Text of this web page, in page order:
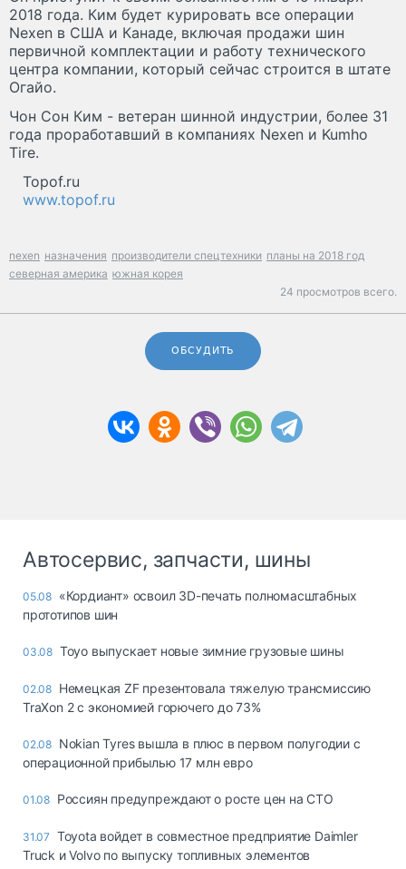
2018 года. Ким будет курировать все операции
Nexen в США и Канаде, включая продажи шин
первичной комплектации и работу технического
центра компании, который сейчас строится в штате
Огайо.
Чон Сон Ким - ветеран шинной индустрии, более 31
года проработавший в компаниях Nexen и Kumho
Tire.
Topof.ru
www.topof.ru
nexen назначения производители спецтехники планы на 2018 год
северная америка южная корея
24 просмотров всего.
ОБСУДИТЬ
Автосервис, запчасти, шины
05.08 «Кордиант» освоил 3D-печать полномасштабных
прототипов шин
03.08 Toyo выпускает новые зимние грузовые шины
02.08 Немецкая ZF презентовала тяжелую трансмиссию
TraXon 2 с экономией горючего до 73%
02.08 Nokian Tyres вышла в плюс в первом полугодии с
операционной прибылью 17 млн евро
01.08 Россиян предупреждают о росте цен на СТО
31.07 Toyota войдет в совместное предприятие Daimler
Truck и Volvo по выпуску топливных элементов